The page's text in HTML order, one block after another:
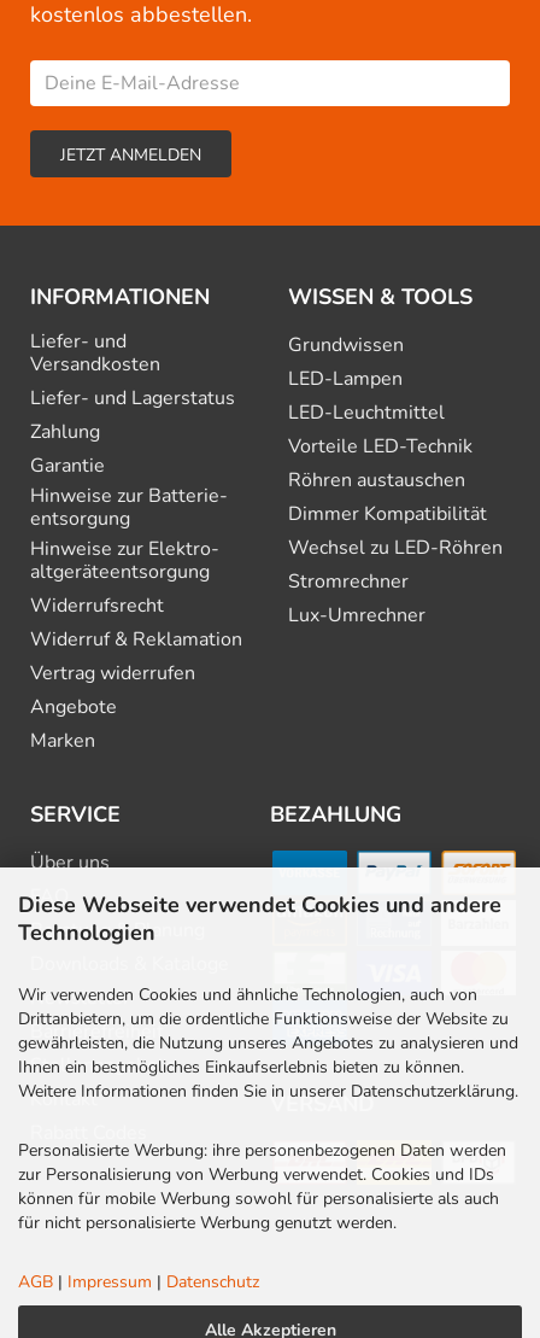
Diese Webseite verwendet Cookies und andere
Technologien
Wir verwenden Cookies und ähnliche Technologien, auch von
Drittanbietern, um die ordentliche Funktionsweise der Website zu
gewährleisten, die Nutzung unseres Angebotes zu analysieren und
Ihnen ein bestmögliches Einkaufserlebnis bieten zu können.
Weitere Informationen finden Sie in unserer Datenschutzerklärung.
Personalisierte Werbung: ihre personenbezogenen Daten werden
zur Personalisierung von Werbung verwendet. Cookies und IDs
können für mobile Werbung sowohl für personalisierte als auch
für nicht personalisierte Werbung genutzt werden.
AGB | Impressum | Datenschutz
Alle Akzeptieren
kostenlos abbestellen.
INFORMATIONEN
Liefer- und
Versandkosten
Liefer- und Lagerstatus
Zahlung
Garantie
Hinweise zur Batterie­
entsorgung
Hinweise zur Elektro­
altgeräte­entsorgung
Widerrufsrecht
Widerruf & Reklamation
Vertrag widerrufen
Angebote
Marken
WISSEN & TOOLS
Grundwissen
LED-Lampen
LED-Leuchtmittel
Vorteile LED-Technik
Röhren austauschen
Dimmer Kompatibilität
Wechsel zu LED-Röhren
Stromrechner
Lux-Umrechner
SERVICE
Über uns
FAQ
Beratung & Planung
Newsletter
Barrierefreiheit
Stellenangebote
Kontakt
BEZAHLUNG
VERSAND